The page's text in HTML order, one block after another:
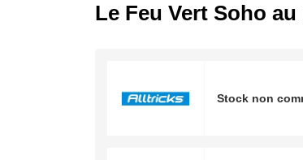
Le Feu Vert Soho
Stock non